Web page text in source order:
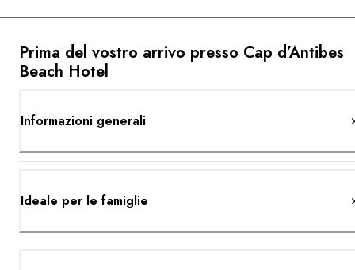
Prima del vostro arrivo presso Cap d’Antibes
Beach Hotel
Informazioni generali
Ideale per le famiglie